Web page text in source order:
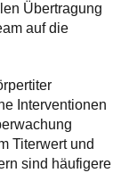
Übertragung
auf die
Interventionen
Titerwert und
sind häufigere